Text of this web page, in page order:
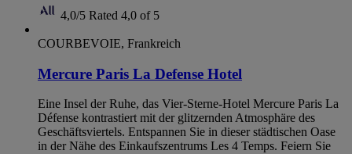
4,0/5 Rated 4,0 of 5
COURBEVOIE, Frankreich
Mercure Paris La Defense Hotel
Eine Insel der Ruhe, das Vier-Sterne-Hotel Mercure Paris La
Défense kontrastiert mit der glitzernden Atmosphäre des
Geschäftsviertels. Entspannen Sie in dieser städtischen Oase
in der Nähe des Einkaufszentrums Les 4 Temps. Feiern Sie